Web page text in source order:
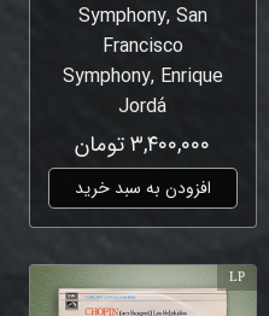
Symphony, San
Francisco
Symphony, Enrique
Jordá
۳,۴۰۰,۰۰۰ تومان
افزودن به سبد خرید
LP